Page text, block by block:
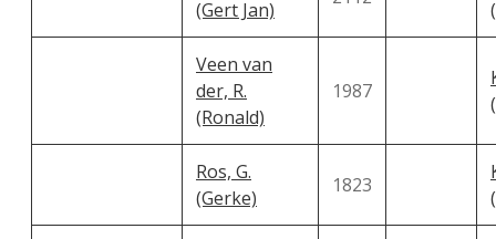
(Gert Jan)
Veen van
der, R.
(Ronald)
1987
Ros, G.
(Gerke)
1823